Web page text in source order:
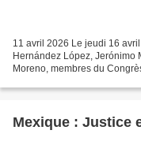
11 avril 2026 Le jeudi 16
Hernández López, Jerónimo
Moreno, membres du
Mexique : Justice